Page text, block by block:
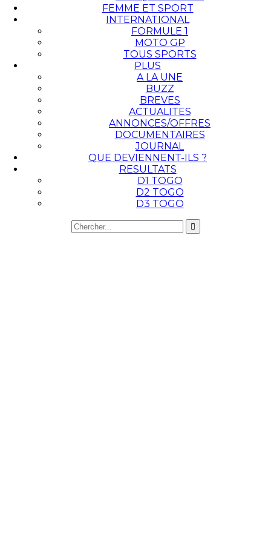
FEMME ET SPORT
INTERNATIONAL
FORMULE 1
MOTO GP
TOUS SPORTS
PLUS
A LA UNE
BUZZ
BREVES
ACTUALITES
ANNONCES/OFFRES
DOCUMENTAIRES
JOURNAL
QUE DEVIENNENT-ILS ?
RESULTATS
D1 TOGO
D2 TOGO
D3 TOGO